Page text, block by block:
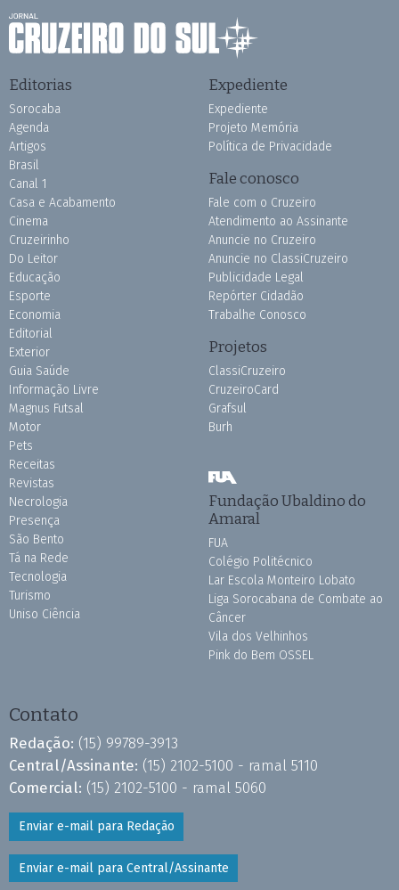
Editorias
Sorocaba
Agenda
Artigos
Brasil
Canal 1
Casa e Acabamento
Cinema
Cruzeirinho
Do Leitor
Educação
Esporte
Economia
Editorial
Exterior
Guia Saúde
Informação Livre
Magnus Futsal
Motor
Pets
Receitas
Revistas
Necrologia
Presença
São Bento
Tá na Rede
Tecnologia
Turismo
Uniso Ciência
Expediente
Expediente
Projeto Memória
Política de Privacidade
Fale conosco
Fale com o Cruzeiro
Atendimento ao Assinante
Anuncie no Cruzeiro
Anuncie no ClassiCruzeiro
Publicidade Legal
Repórter Cidadão
Trabalhe Conosco
Projetos
ClassiCruzeiro
CruzeiroCard
Grafsul
Burh
Fundação Ubaldino do
Amaral
FUA
Colégio Politécnico
Lar Escola Monteiro Lobato
Liga Sorocabana de Combate ao
Câncer
Vila dos Velhinhos
Pink do Bem OSSEL
Contato
Redação: (15) 99789-3913
Central/Assinante: (15) 2102-5100 - ramal 5110
Comercial: (15) 2102-5100 - ramal 5060
Enviar e-mail para Redação
Enviar e-mail para Central/Assinante